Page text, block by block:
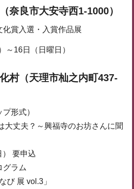
奈良市大安寺西1-1000）
賞入選・入賞作品展
～16日（日曜日）
村（天理市杣之内町437-
形式）
大丈夫？～興福寺のお坊さんに聞
要申込
グラム
び 展 vol.3」